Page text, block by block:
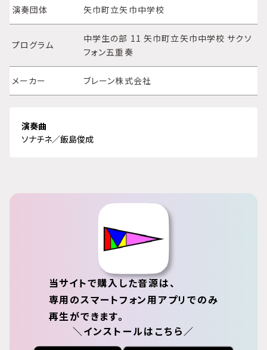
演奏団体 矢巾町立矢巾中学校
プログラム
中学生の部 11 矢巾町立矢巾中学校 サクソ
フォン五重奏
メーカー ブレーン株式会社
演奏曲
ソナチネ／飯島俊成
当サイトで購入した音源は、
専用のスマートフォン用アプリでのみ
再生ができます。
＼インストールはこちら／